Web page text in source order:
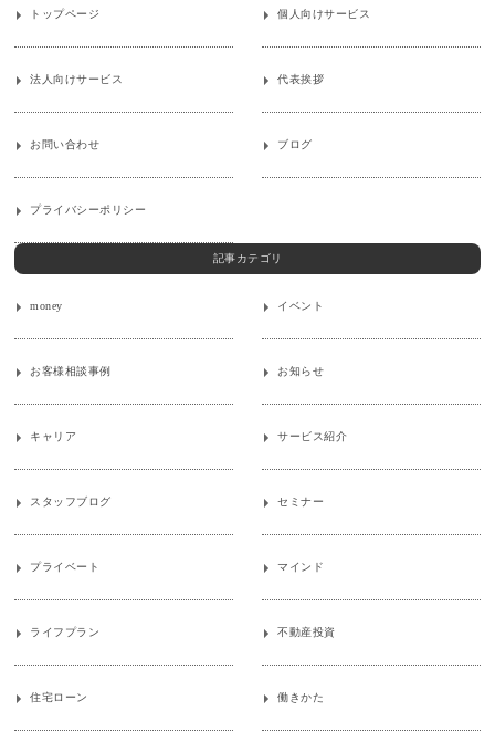
トップページ 個人向けサービス
法人向けサービス 代表挨拶
お問い合わせ ブログ
プライバシーポリシー
記事カテゴリ
money イベント
お客様相談事例 お知らせ
キャリア サービス紹介
スタッフブログ セミナー
プライベート マインド
ライフプラン 不動産投資
住宅ローン 働きかた